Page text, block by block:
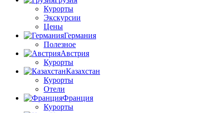
Курорты
Экскурсии
Цены
Германия
Полезное
Австрия
Курорты
Казахстан
Курорты
Отели
Франция
Курорты